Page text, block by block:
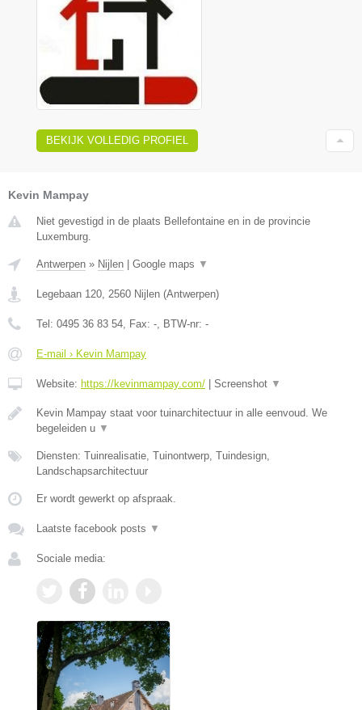
BEKIJK VOLLEDIG PROFIEL
Kevin Mampay
Niet gevestigd in de plaats Bellefontaine en in de provincie
Luxemburg.
Antwerpen » Nijlen Google maps ▼
Legebaan 120, 2560 Nijlen (Antwerpen)
Tel: 0495 36 83 54, Fax: -, BTW-nr: -
E-mail › Kevin Mampay
Website: https://kevinmampay.com/ Screenshot ▼
Kevin Mampay staat voor tuinarchitectuur in alle eenvoud. We
begeleiden u ▼
Diensten: Tuinrealisatie, Tuinontwerp, Tuindesign,
Landschapsarchitectuur
Er wordt gewerkt op afspraak.
Laatste facebook posts ▼
Sociale media: